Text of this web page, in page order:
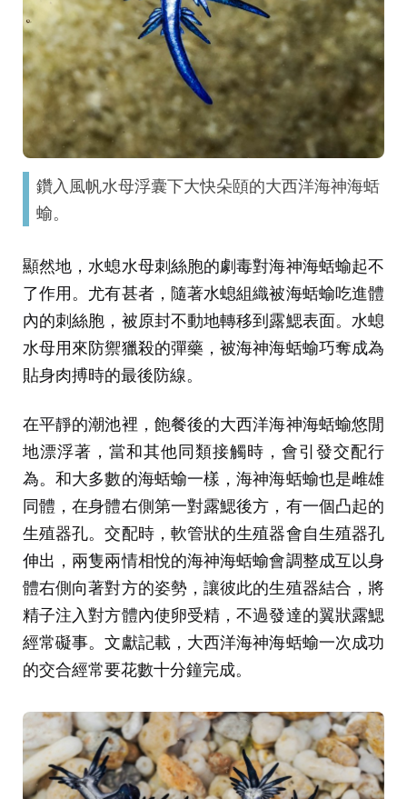
鑽入風帆水母浮囊下大快朵頤的大西洋海神海蛞
蝓。
顯然地，水螅水母刺絲胞的劇毒對海神海蛞蝓起不
了作用。尤有甚者，隨著水螅組織被海蛞蝓吃進體
內的刺絲胞，被原封不動地轉移到露鰓表面。水螅
水母用來防禦獵殺的彈藥，被海神海蛞蝓巧奪成為
貼身肉搏時的最後防線。
在平靜的潮池裡，飽餐後的大西洋海神海蛞蝓悠閒
地漂浮著，當和其他同類接觸時，會引發交配行
為。和大多數的海蛞蝓一樣，海神海蛞蝓也是雌雄
同體，在身體右側第一對露鰓後方，有一個凸起的
生殖器孔。交配時，軟管狀的生殖器會自生殖器孔
伸出，兩隻兩情相悅的海神海蛞蝓會調整成互以身
體右側向著對方的姿勢，讓彼此的生殖器結合，將
精子注入對方體內使卵受精，不過發達的翼狀露鰓
經常礙事。文獻記載，大西洋海神海蛞蝓一次成功
的交合經常要花數十分鐘完成。